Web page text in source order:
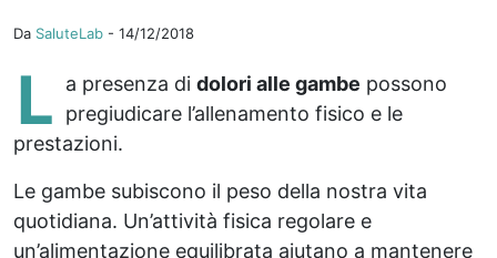
Da SaluteLab - 14/12/2018
L a presenza di dolori alle gambe possono
pregiudicare l’allenamento fisico e le
prestazioni.
Le gambe subiscono il peso della nostra vita
quotidiana. Un’attività fisica regolare e
un’alimentazione equilibrata aiutano a mantenere